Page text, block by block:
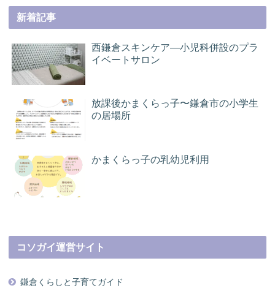
新着記事
西鎌倉スキンケア―小児科併設のプラ
イベートサロン
放課後かまくらっ子〜鎌倉市の小学生
の居場所
かまくらっ子の乳幼児利用
コソガイ運営サイト
鎌倉くらしと子育てガイド